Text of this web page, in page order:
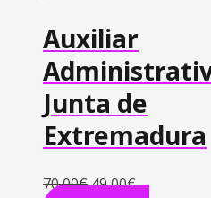
Auxiliar
Junta de
Extremadura
70,00€49,00€